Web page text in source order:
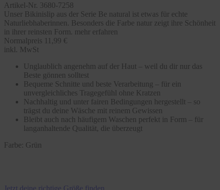
Artikel-Nr. 3680-7258
Unser Bikinislip aus der Serie Be natural ist etwas für echte
Naturliebhaberinnen. Besonders die Farbe natur zeigt ihre Schönheit
in ihrer reinsten Form. mehr erfahren
Normalpreis 11,99 €
inkl. MwSt
Unglaublich angenehm auf der Haut – weil du dir nur das
Beste gönnen solltest
Bequeme Schnitte und beste Verarbeitung – für ein
unvergleichliches Tragegefühl ohne Kratzen
Nachhaltig und unter fairen Bedingungen hergestellt – so
trägst du deine Wäsche mit reinem Gewissen
Bleibt auch nach häufigem Waschen perfekt in Form – für
langanhaltende Qualität, die überzeugt
Farbe: Grün
Jetzt deine richtige Größe finden